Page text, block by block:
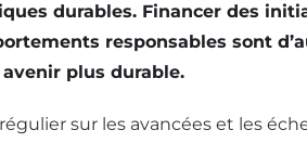
durables. Financer des
responsables sont
plus durable.
sur les avancées et les